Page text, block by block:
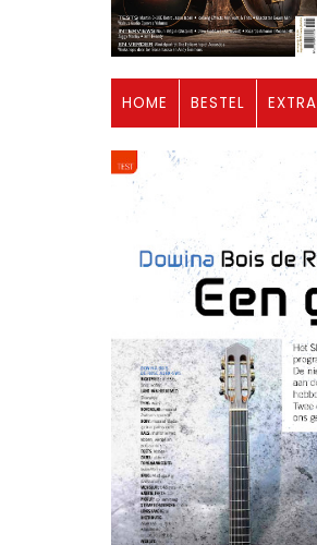
HOME BESTEL EXTRA